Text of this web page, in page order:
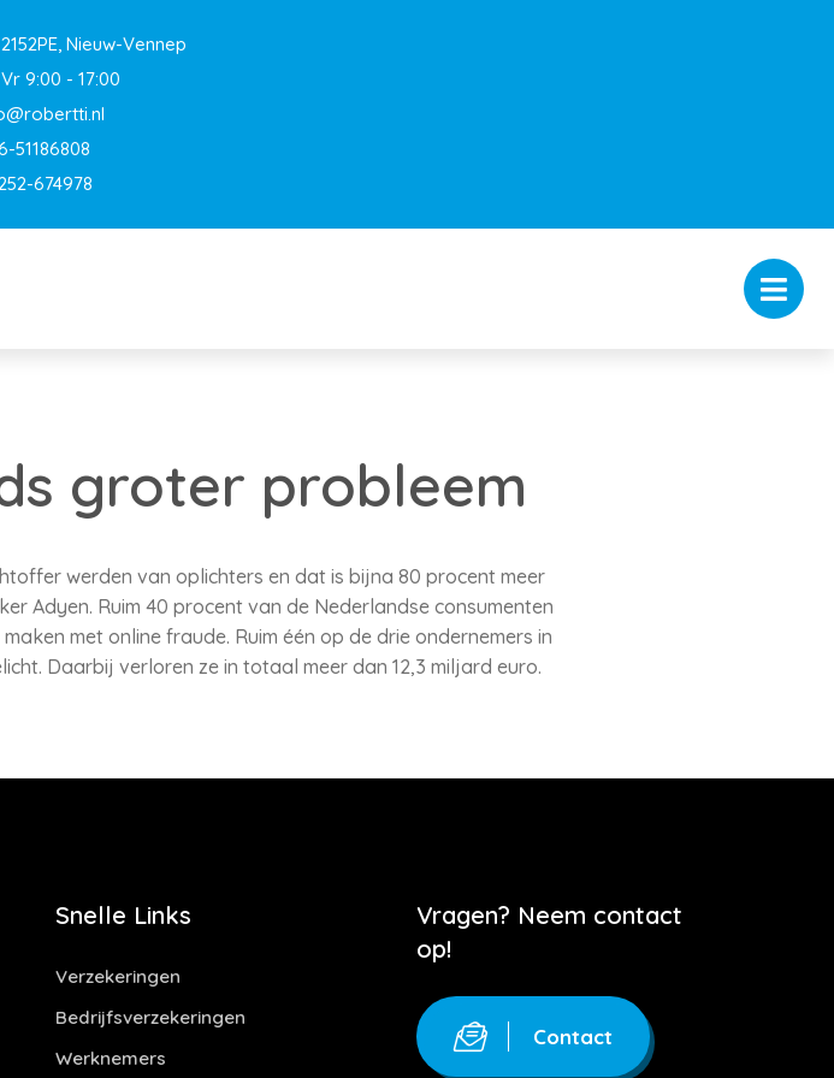
Nieuw-Vennep
9:00 - 17:00
51186808
674978
groter probleem
werden van oplichters en dat is bijna 80 procent meer
Adyen. Ruim 40 procent van de Nederlandse consumenten
met online fraude. Ruim één op de drie ondernemers in
Daarbij verloren ze in totaal meer dan 12,3 miljard euro.
Snelle Links
Verzekeringen
Bedrijfsverzekeringen
Werknemers
Vragen? Neem contact
op!
Contact